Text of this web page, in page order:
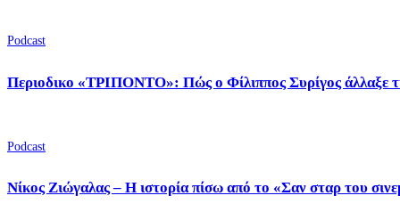
Podcast
Περιοδικο «ΤΡΙΠΟΝΤΟ»: Πώς ο Φίλιππος Συρίγος άλλαξε
Podcast
Νίκος Ζιώγαλας – Η ιστορία πίσω από το «Σαν σταρ του